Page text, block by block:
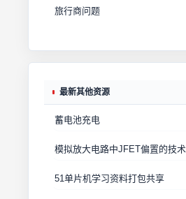
旅行商问题
最新其他资源
蓄电池充电
模拟放大电路中JFET偏置的技
51单片机学习资料打包共享